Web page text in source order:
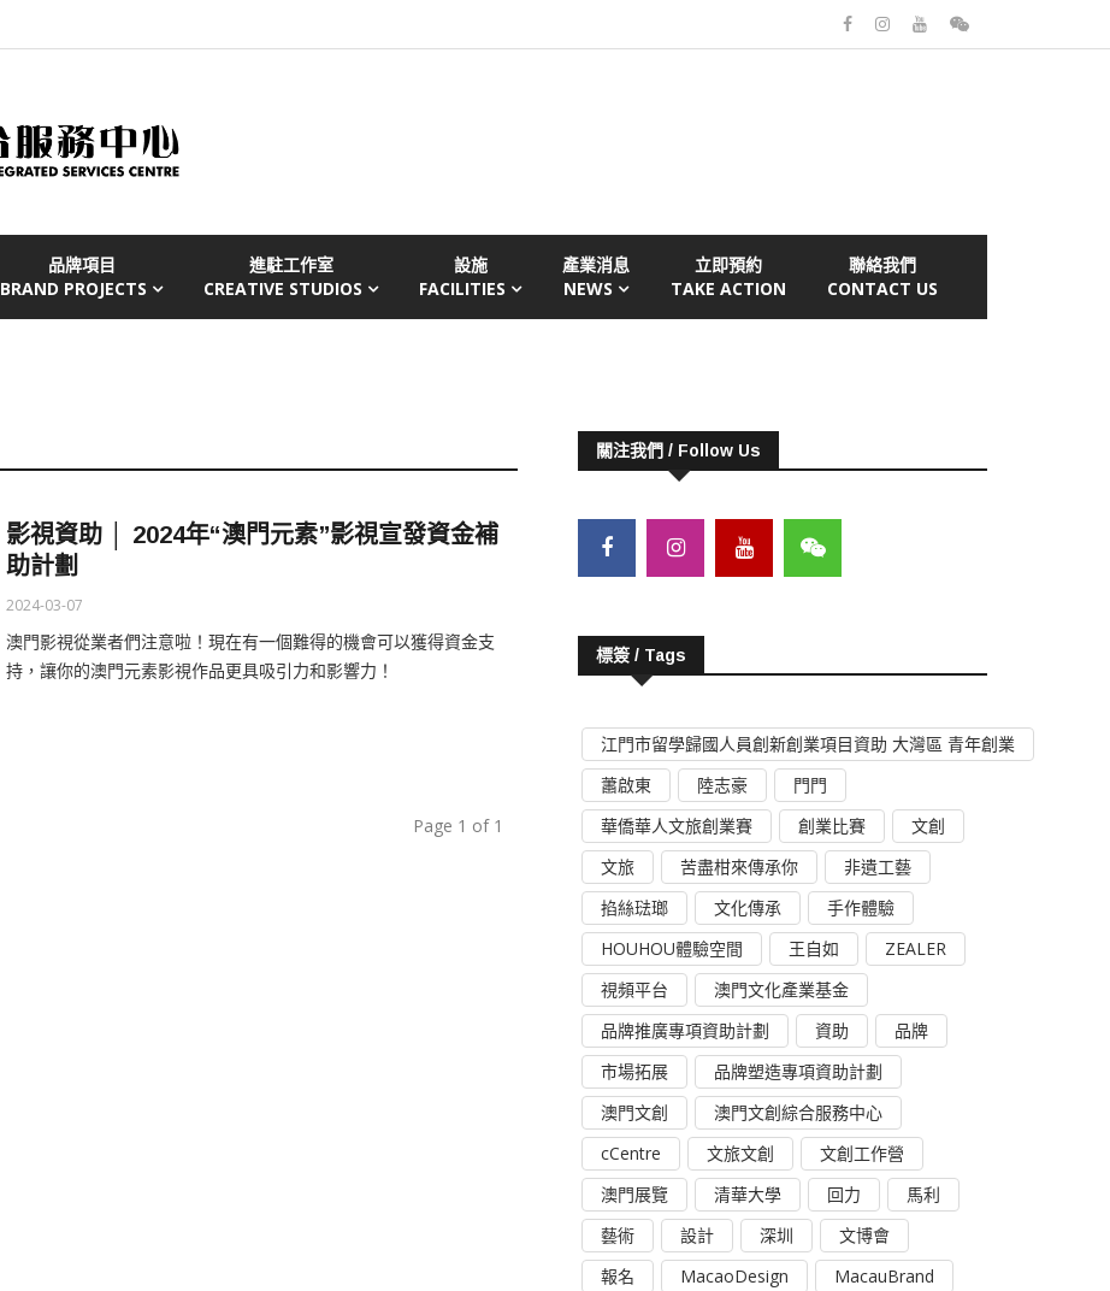
品牌項目
BRAND PROJECTS
進駐工作室
CREATIVE STUDIOS
設施
FACILITIES
產業消息
NEWS
立即預約
TAKE ACTION
聯絡我們
CONTACT US
影視資助 │ 2024年“澳門元素”影視宣發資金補
助計劃
2024-03-07
澳門影視從業者們注意啦！現在有一個難得的機會可以獲得資金支
持，讓你的澳門元素影視作品更具吸引力和影響力！
Page 1 of 1
關注我們 / Follow Us
標簽 / Tags
江門市留學歸國人員創新創業項目資助 大灣區 青年創業
蕭啟東
陸志豪
門門
華僑華人文旅創業賽
創業比賽
文創
文旅
苦盡柑來傳承你
非遺工藝
掐絲琺瑯
文化傳承
手作體驗
HOUHOU體驗空間
王自如
ZEALER
視頻平台
澳門文化產業基金
品牌推廣專項資助計劃
資助
品牌
市場拓展
品牌塑造專項資助計劃
澳門文創
澳門文創綜合服務中心
cCentre
文旅文創
文創工作營
澳門展覽
清華大學 回力
馬利
藝術
設計 深圳
文博會
報名
MacaoDesign
MacauBrand